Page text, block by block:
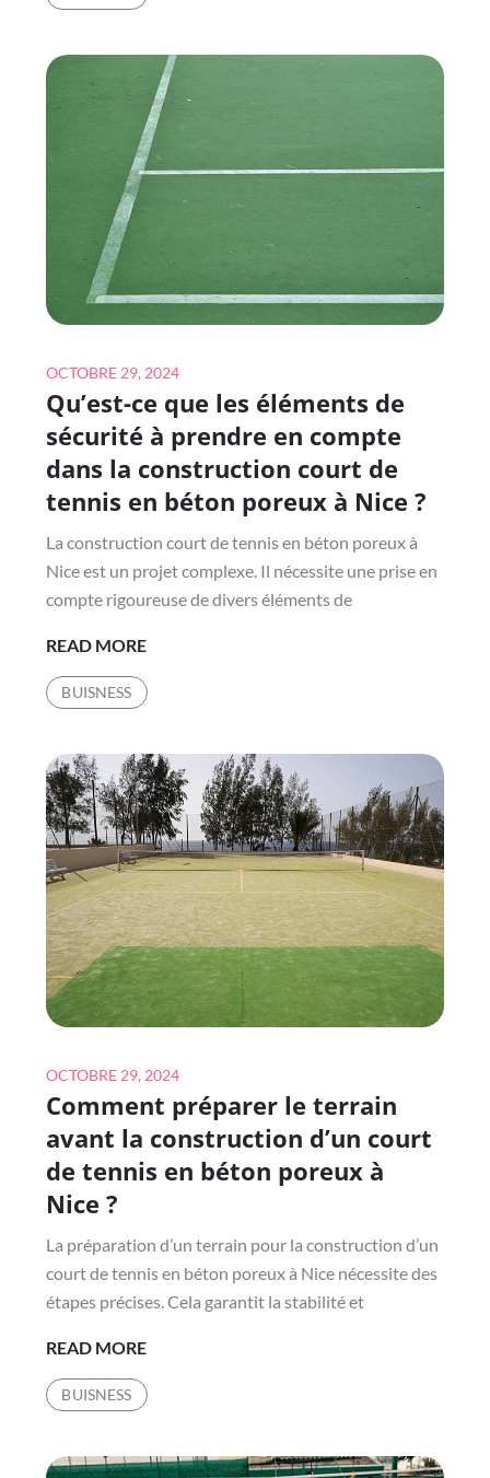
CONTRIBUE-
T-
IL
À
LA
PERFORMANCE
LA
CONSTRUCTION
TENNIS
EN
BÉTON
POREUX
NICE
?
Posted
on
OCTOBRE 29, 2024
Qu’est-ce que les éléments de
sécurité à prendre en compte
dans la construction court de
tennis en béton poreux à Nice ?
La construction court de tennis en béton poreux à
Nice est un projet complexe. Il nécessite une prise en
compte rigoureuse de divers éléments de
READ MOREQU’EST-
QUE
ÉLÉMENTS
DE
SÉCURITÉ
À
PRENDRE
EN
COMPTE
DANS
LA
CONSTRUCTION
DE
TENNIS
POREUX
NICE
?
BUISNESS
Posted
on
OCTOBRE 29, 2024
Comment préparer le terrain
avant la construction d’un court
de tennis en béton poreux à
Nice ?
La préparation d’un terrain pour la construction d’un
court de tennis en béton poreux à Nice nécessite des
étapes précises. Cela garantit la stabilité et
READ MORECOMMENT
LE
AVANT
BUISNESS